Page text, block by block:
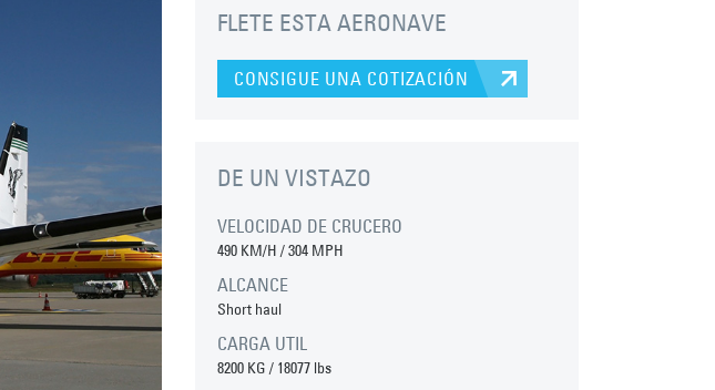
FLETE ESTA AERONAVE
CONSIGUE UNA COTIZACIÓN
DE UN VISTAZO
VELOCIDAD DE CRUCERO
490 KM/H /304 MPH
ALCANCE
Short haul
CARGA UTIL
8200 KG / 18077 lbs